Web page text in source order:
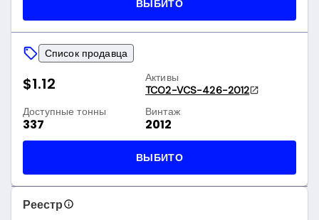
ВЫБИТО
Список продавца
$1.12
Активы
TCO2-VCS-426-2012
Доступные тонны
337
Винтаж
2012
ВЫБИТО
Реестр